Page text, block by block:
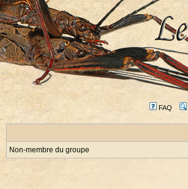
FAQ
Non-membre du groupe